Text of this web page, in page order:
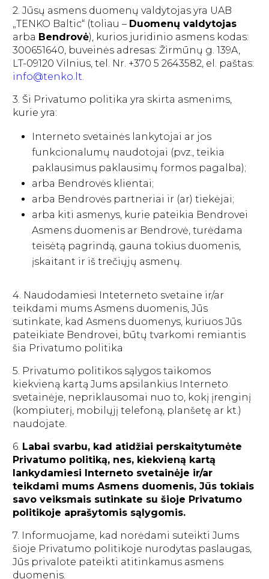
2. Jūsų asmens duomenų valdytojas yra UAB
„TENKO Baltic“ (toliau – Duomenų valdytojas
arba Bendrovė), kurios juridinio asmens kodas:
300651640, buveinės adresas: Žirmūnų g. 139A,
LT-09120 Vilnius, tel. Nr. +370 5 2643582, el. paštas:
info@tenko.lt.
3. Ši Privatumo politika yra skirta asmenims,
kurie yra:
Interneto svetainės lankytojai ar jos
funkcionalumų naudotojai (pvz., teikia
paklausimus paklausimų formos pagalba);
arba Bendrovės klientai;
arba Bendrovės partneriai ir (ar) tiekėjai;
arba kiti asmenys, kurie pateikia Bendrovei
Asmens duomenis ar Bendrovė, turėdama
teisėtą pagrindą, gauna tokius duomenis,
įskaitant ir iš trečiųjų asmenų.
4. Naudodamiesi Inteterneto svetaine ir/ar
teikdami mums Asmens duomenis, Jūs
sutinkate, kad Asmens duomenys, kuriuos Jūs
pateikiate Bendrovei, būtų tvarkomi remiantis
šia Privatumo politika
5. Privatumo politikos sąlygos taikomos
kiekvieną kartą Jums apsilankius Interneto
svetainėje, nepriklausomai nuo to, kokį įrenginį
(kompiuterį, mobilųjį telefoną, planšetę ar kt.)
naudojate.
6. Labai svarbu, kad atidžiai perskaitytumėte
Privatumo politiką, nes, kiekvieną kartą
lankydamiesi Interneto svetainėje ir/ar
teikdami mums Asmens duomenis, Jūs tokiais
savo veiksmais sutinkate su šioje Privatumo
politikoje aprašytomis sąlygomis.
7. Informuojame, kad norėdami suteikti Jums
šioje Privatumo politikoje nurodytas paslaugas,
Jūs privalote pateikti atitinkamus asmens
duomenis.